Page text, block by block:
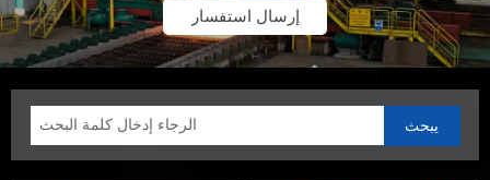
إرسال استفسار
يبحث